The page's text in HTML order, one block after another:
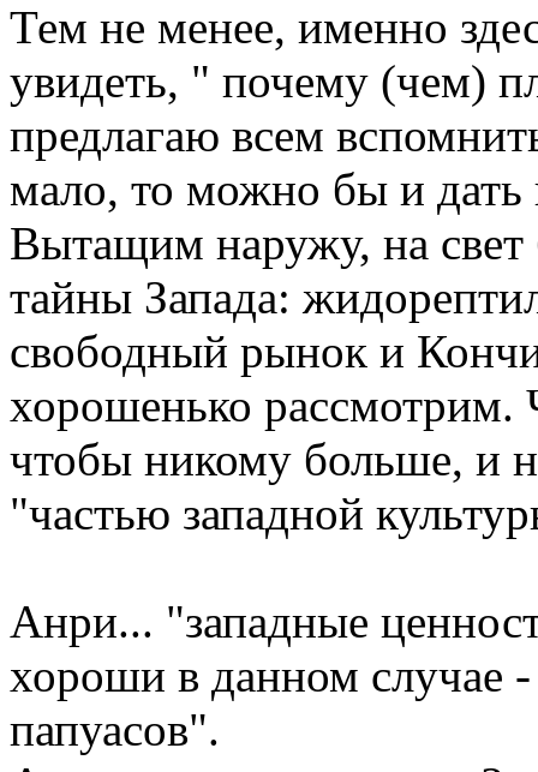
Тем не менее, именно
увидеть, " почему (чем)
предлагаю всем
мало, то можно бы и дать
Вытащим наружу, на
тайны Запада:
свободный рынок и
хорошенько рассмотрим.
чтобы никому больше, и
"частью западной
Анри... "западные
хороши в данном случае -
папуасов".